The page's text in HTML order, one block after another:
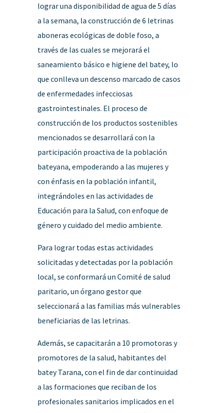
lograr una disponibilidad de agua de 5 días
a la semana, la construcción de 6 letrinas
aboneras ecológicas de doble foso, a
través de las cuales se mejorará el
saneamiento básico e higiene del batey, lo
que conlleva un descenso marcado de casos
de enfermedades infecciosas
gastrointestinales. El proceso de
construcción de los productos sostenibles
mencionados se desarrollará con la
participación proactiva de la población
bateyana, empoderando a las mujeres y
con énfasis en la población infantil,
integrándoles en las actividades de
Educación para la Salud, con enfoque de
género y cuidado del medio ambiente.
Para lograr todas estas actividades
solicitadas y detectadas por la población
local, se conformará un Comité de salud
paritario, un órgano gestor que
seleccionará a las familias más vulnerables
beneficiarias de las letrinas.
Además, se capacitarán a 10 promotoras y
promotores de la salud, habitantes del
batey Tarana, con el fin de dar continuidad
a las formaciones que reciban de los
profesionales sanitarios implicados en el